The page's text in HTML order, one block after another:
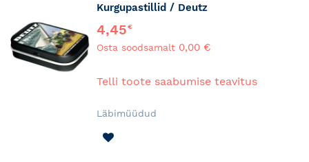
Kurgupastillid / Deutz
4,45€
Osta soodsamalt 0,00 €
Telli toote saabumise teavitus
Läbimüüdud